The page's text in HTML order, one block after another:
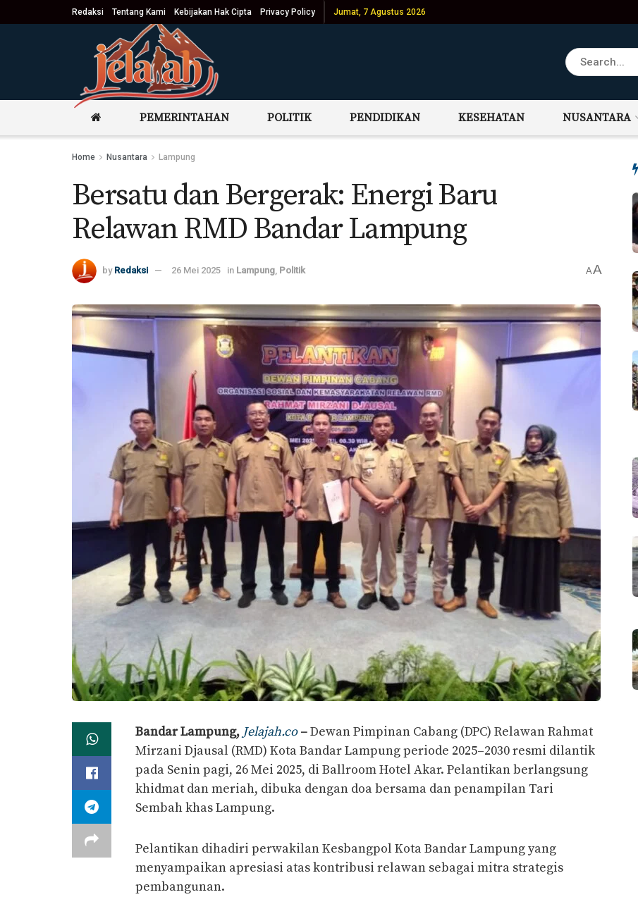
Redaksi Tentang Kami Kebijakan Hak Cipta Privacy Policy Jumat, 7 Agustus 2026
PEMERINTAHAN POLITIK PENDIDIKAN KESEHATAN NUSANTARA
Home Nusantara Lampung
Bersatu dan Bergerak: Energi Baru
Relawan RMD Bandar Lampung
by Redaksi 26 Mei 2025 in Lampung Politik AA
Bandar Lampung, Jelajah.co–Dewan Pimpinan Cabang (DPC) Relawan Rahmat
Mirzani Djausal (RMD) Kota Bandar Lampung periode 2025–2030 resmi dilantik
pada Senin pagi, 26 Mei 2025, di Ballroom Hotel Akar. Pelantikan berlangsung
khidmat dan meriah, dibuka dengan doa bersama dan penampilan Tari
Sembah khas Lampung.
Pelantikan dihadiri perwakilan Kesbangpol Kota Bandar Lampung yang
menyampaikan apresiasi atas kontribusi relawan sebagai mitra strategis
pembangunan.